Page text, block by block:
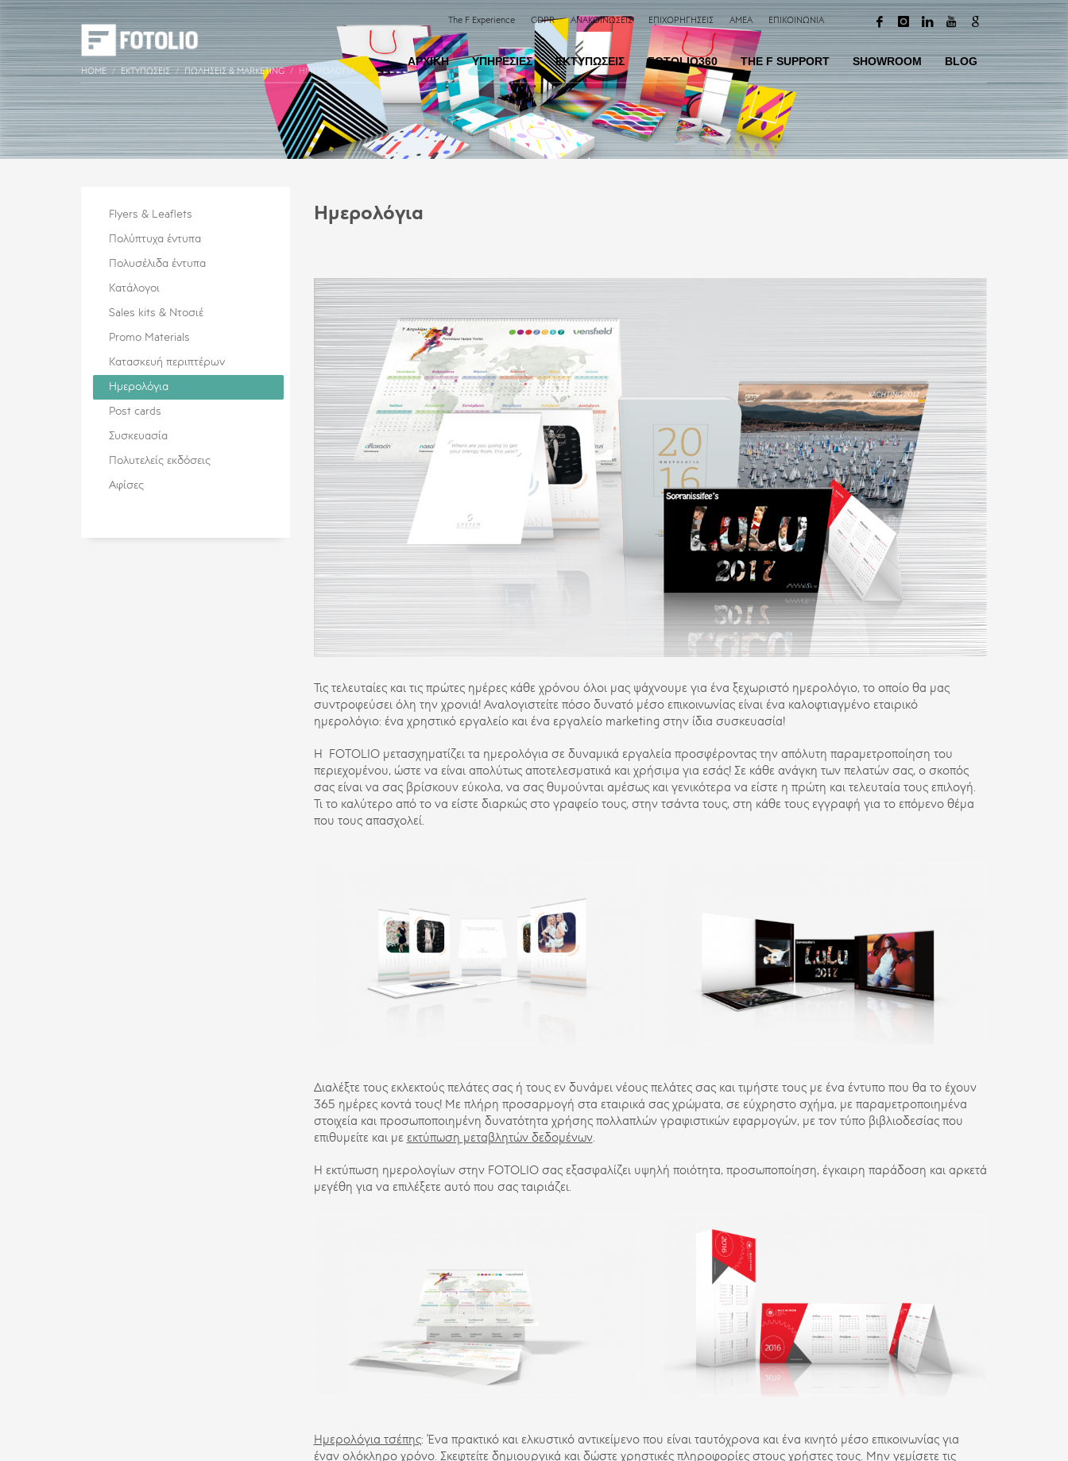
The F Experience GDPR ΑΝΑΚΟΙΝΩΣΕΙΣ ΕΠΙΧΟΡΗΓΗΣΕΙΣ AMEA ΕΠΙΚΟΙΝΩΝΙΑ
ΑΡΧΙΚΗ ΥΠΗΡΕΣΙΕΣ ΕΚΤΥΠΩΣΕΙΣ FOTOLIO360 TΗΕ F SUPPORT SHOWROOM BLOG
HOME ΕΚΤΥΠΏΣΕΙΣ ΠΩΛΉΣΕΙΣ & MARKETING ΗΜΕΡΟΛΌΓΙΑ
Flyers & Leaflets
Πολύπτυχα έντυπα
Πολυσέλιδα έντυπα
Κατάλογοι
Sales kits & Ντοσιέ
Promo Materials
Κατασκευή περιπτέρων
Ημερολόγια
Post cards
Συσκευασία
Πολυτελείς εκδόσεις
Αφίσες
Ημερολόγια
Τις τελευταίες και τις πρώτες ημέρες κάθε χρόνου όλοι μας ψάχνουμε για ένα ξεχωριστό ημερολόγιο, το οποίο θα μας
συντροφεύσει όλη την χρονιά! Αναλογιστείτε πόσο δυνατό μέσο επικοινωνίας είναι ένα καλοφτιαγμένο εταιρικό
ημερολόγιο: ένα χρηστικό εργαλείο και ένα εργαλείο marketing στην ίδια συσκευασία!
Η FOTOLIO μετασχηματίζει τα ημερολόγια σε δυναμικά εργαλεία προσφέροντας την απόλυτη παραμετροποίηση του
περιεχομένου, ώστε να είναι απολύτως αποτελεσματικά και χρήσιμα για εσάς! Σε κάθε ανάγκη των πελατών σας, ο σκοπός
σας είναι να σας βρίσκουν εύκολα, να σας θυμούνται αμέσως και γενικότερα να είστε η πρώτη και τελευταία τους επιλογή.
Τι το καλύτερο από το να είστε διαρκώς στο γραφείο τους, στην τσάντα τους, στη κάθε τους εγγραφή για το επόμενο θέμα
που τους απασχολεί.
Διαλέξτε τους εκλεκτούς πελάτες σας ή τους εν δυνάμει νέους πελάτες σας και τιμήστε τους με ένα έντυπο που θα το έχουν
365 ημέρες κοντά τους! Με πλήρη προσαρμογή στα εταιρικά σας χρώματα, σε εύχρηστο σχήμα, με παραμετροποιημένα
στοιχεία και προσωποποιημένη δυνατότητα χρήσης πολλαπλών γραφιστικών εφαρμογών, με τον τύπο βιβλιοδεσίας που
επιθυμείτε και με εκτύπωση μεταβλητών δεδομένων.
Η εκτύπωση ημερολογίων στην FOTOLIO σας εξασφαλίζει υψηλή ποιότητα, προσωποποίηση, έγκαιρη παράδοση και αρκετά
μεγέθη για να επιλέξετε αυτό που σας ταιριάζει.
Ημερολόγια τσέπης: Ένα πρακτικό και ελκυστικό αντικείμενο που είναι ταυτόχρονα και ένα κινητό μέσο επικοινωνίας για
έναν ολόκληρο χρόνο. Σκεφτείτε δημιουργικά και δώστε χρηστικές πληροφορίες στους χρήστες τους. Μην γεμίσετε τις